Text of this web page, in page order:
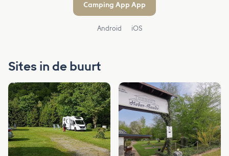
Camping App App
Android iOS
Sites in de buurt